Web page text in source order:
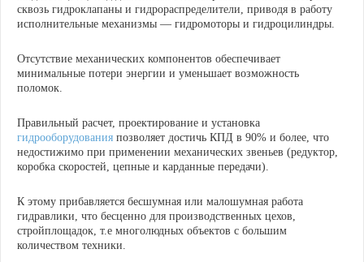
сквозь гидроклапаны и гидрораспределители, приводя в работу
исполнительные механизмы — гидромоторы и гидроцилиндры.
Отсутствие механических компонентов обеспечивает
минимальные потери энергии и уменьшает возможность
поломок.
Правильный расчет, проектирование и установка
гидрооборудования позволяет достичь КПД в 90% и более, что
недостижимо при применении механических звеньев (редуктор,
коробка скоростей, цепные и карданные передачи).
К этому прибавляется бесшумная или малошумная работа
гидравлики, что бесценно для производственных цехов,
стройплощадок, т.е многолюдных объектов с большим
количеством техники.